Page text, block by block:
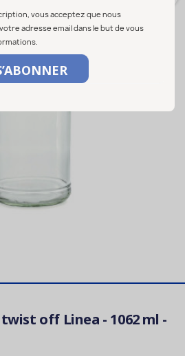
off Linea - 1062 ml -
vous acceptez que nous
adresse email dans le but de vous